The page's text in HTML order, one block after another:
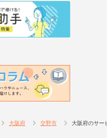
大阪府 交野市 大阪府のサー